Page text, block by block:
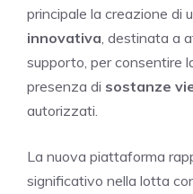
principale la creazione di
innovativa , destinata a
supporto, per consentire
presenza di sostanze
autorizzati.
La nuova piattaforma
significativo nella lotta